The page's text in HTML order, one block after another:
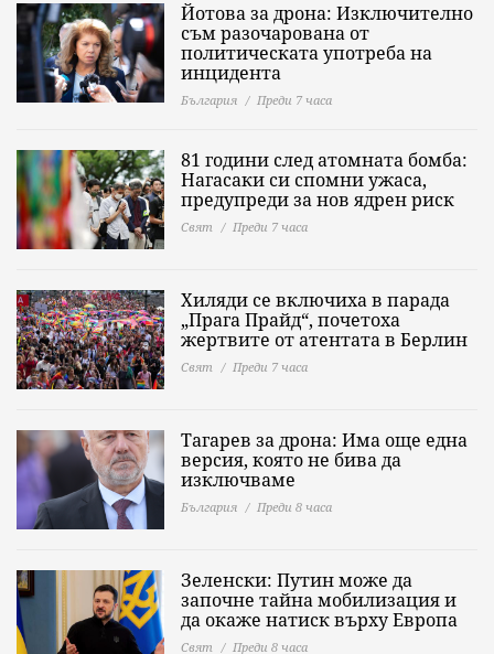
Йотова за дрона: Изключително
съм разочарована от
политическата употреба на
инцидента
България Преди 7 часа
81 години след атомната бомба:
Нагасаки си спомни ужаса,
предупреди за нов ядрен риск
Свят Преди 7 часа
Хиляди се включиха в парада
„Прага Прайд“, почетоха
жертвите от атентата в Берлин
Свят Преди 7 часа
Тагарев за дрона: Има още една
версия, която не бива да
изключваме
България Преди 8 часа
Зеленски: Путин може да
започне тайна мобилизация и
да окаже натиск върху Европа
Свят Преди 8 часа